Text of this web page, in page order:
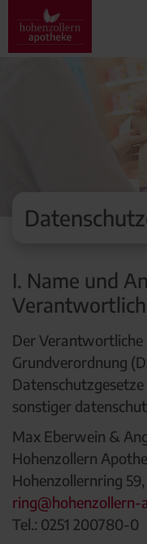
I. Name und
Der Verantwortliche
Grundverordnung
sonstiger
Max Eberwein &
Hohenzollern
Hohenzollernring
ring@hohenzollern-
Tel.: 0251 200780-0